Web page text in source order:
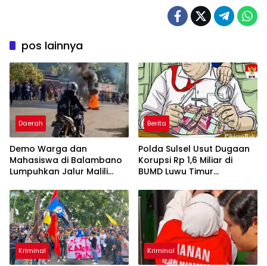
pos lainnya
Daerah
Demo Warga dan
Mahasiswa di Balambano
Lumpuhkan Jalur Malili
Berita
Polda Sulsel Usut Dugaan
Korupsi Rp 1,6 Miliar di
BUMD Luwu Timur
Kriminal Kriminal